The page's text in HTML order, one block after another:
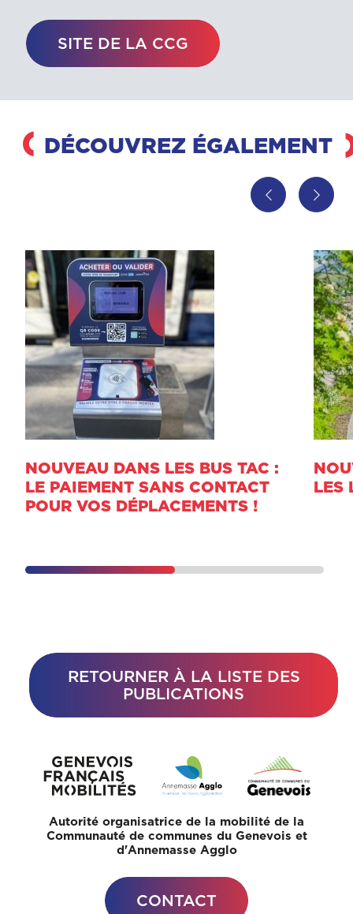
SITE DE LA CCG
DÉCOUVREZ ÉGALEMENT
NOUVEAU DANS LES BUS TAC : LE
PUBLICATIONS
Autorité organisatrice de la mobilité de la
Communauté de communes du Genevois et
CONTACT